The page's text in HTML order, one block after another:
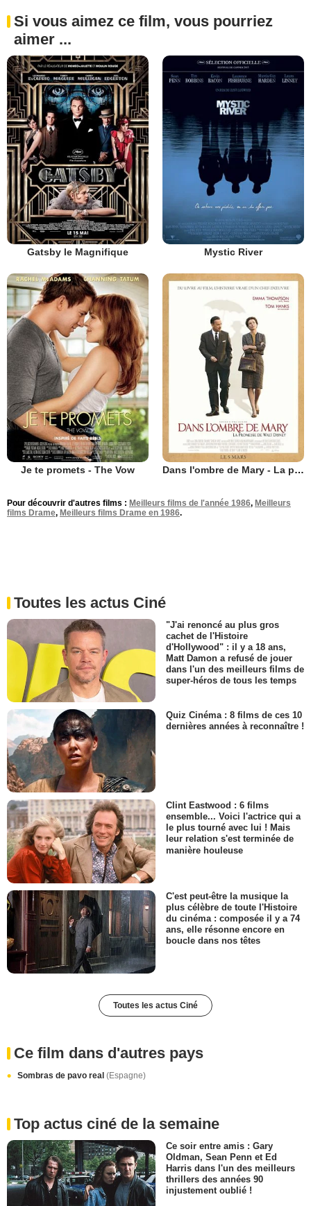
Si vous aimez ce film, vous pourriez
aimer ...
Gatsby le Magnifique Mystic River
Je te promets - The Vow Dans l'ombre de Mary - La promesse de Walt Disney
Pour découvrir d'autres films : Meilleurs films de l'année 1986, Meilleurs
films Drame, Meilleurs films Drame en 1986.
Toutes les actus Ciné
"J'ai renoncé au plus gros
cachet de l'Histoire
d'Hollywood" : il y a 18 ans,
Matt Damon a refusé de jouer
dans l'un des meilleurs films de
super-héros de tous les temps
Quiz Cinéma : 8 films de ces 10
dernières années à reconnaître !
Clint Eastwood : 6 films
ensemble... Voici l'actrice qui a
le plus tourné avec lui ! Mais
leur relation s'est terminée de
manière houleuse
C'est peut-être la musique la
plus célèbre de toute l'Histoire
du cinéma : composée il y a 74
ans, elle résonne encore en
boucle dans nos têtes
Toutes les actus Ciné
Ce film dans d'autres pays
Sombras de pavo real (Espagne)
Top actus ciné de la semaine
Ce soir entre amis : Gary
Oldman, Sean Penn et Ed
Harris dans l'un des meilleurs
thrillers des années 90
injustement oublié !